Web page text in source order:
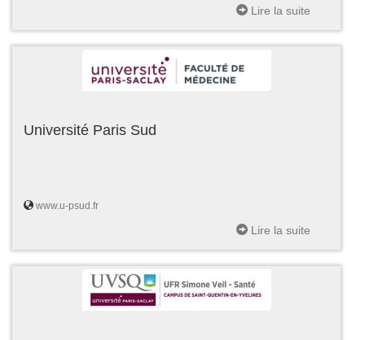
Lire la suite
Université Paris Sud
www.u-psud.fr
Lire la suite